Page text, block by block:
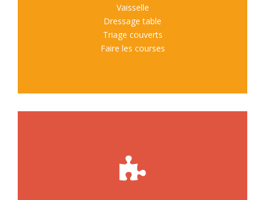
Vaisselle
Dressage table
Triage couverts
Faire les courses